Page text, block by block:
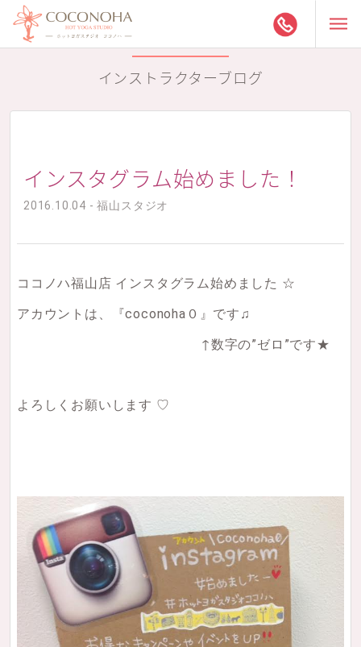
インストラクターブログ
インスタグラム始めました！
2016.10.04 - 福山スタジオ
ココノハ福山店 インスタグラム始めました ☆
アカウントは、『coconoha０』です♫
↑数字の”ゼロ”です★
よろしくお願いします ♡